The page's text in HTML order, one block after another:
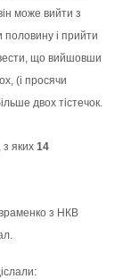
може вийти з
половину і прийти
що вийшовши
(і просячи
двох тістечок.
, з яких 14
з НКВ